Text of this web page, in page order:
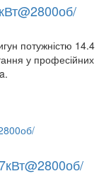
потужністю 14.4
у професійних